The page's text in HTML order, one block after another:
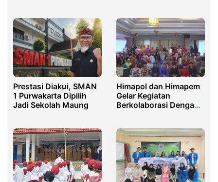
Prestasi Diakui, SMAN
1 Purwakarta Dipilih
Jadi Sekolah Maung
Himapol dan Himapem
Gelar Kegiatan
Berkolaborasi Dengan